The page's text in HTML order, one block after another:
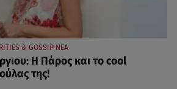
& GOSSIP ΝΕΑ
Η Πάρος και το cool
της!